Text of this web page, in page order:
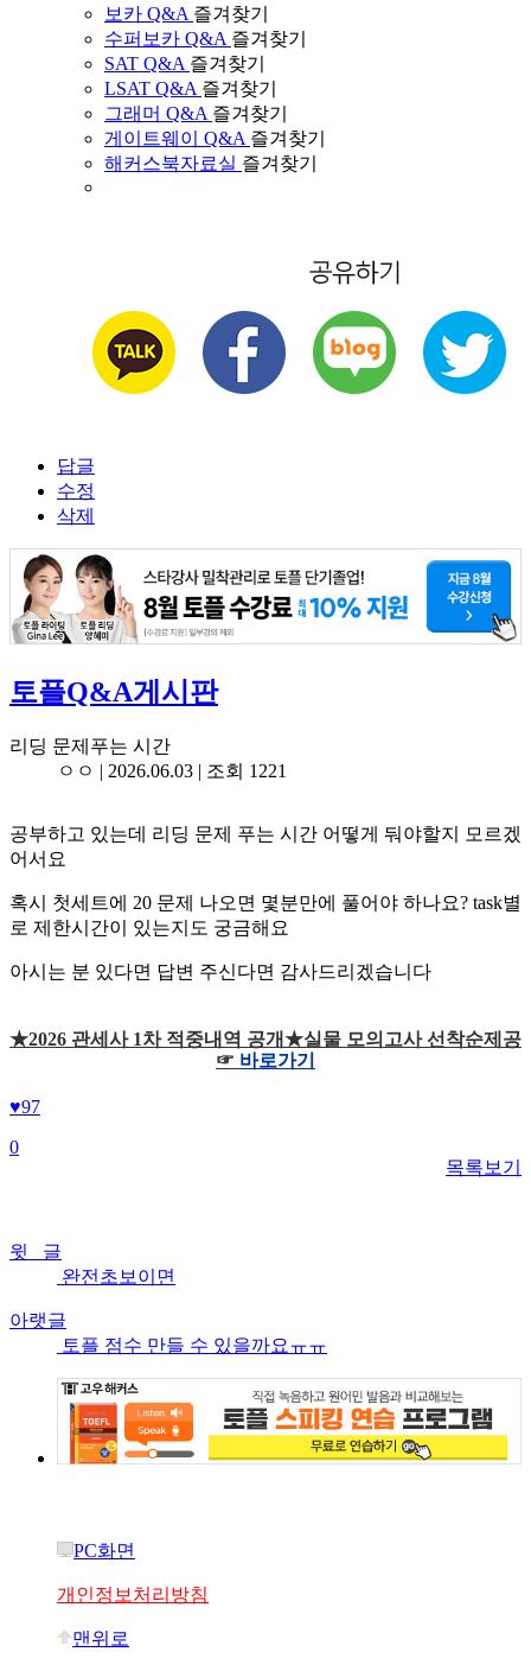
보카 Q&A 즐겨찾기
수퍼보카 Q&A 즐겨찾기
SAT Q&A 즐겨찾기
LSAT Q&A 즐겨찾기
그래머 Q&A 즐겨찾기
게이트웨이 Q&A 즐겨찾기
해커스북자료실 즐겨찾기
답글
수정
삭제
토플Q&A게시판
리딩 문제푸는 시간
ㅇㅇ | 2026.06.03 | 조회 1221
공부하고 있는데 리딩 문제 푸는 시간 어떻게 둬야할지 모르겠
어서요
혹시 첫세트에 20 문제 나오면 몇분만에 풀어야 하나요? task별
로 제한시간이 있는지도 궁금해요
아시는 분 있다면 답변 주신다면 감사드리겠습니다
★2026 관세사 1차 적중내역 공개★실물 모의고사 선착순제공
☞ 바로가기
♥97
목록보기
0
윗 글
완전초보이면
아랫글
토플 점수 만들 수 있을까요ㅠㅠ
PC화면
개인정보처리방침
맨위로